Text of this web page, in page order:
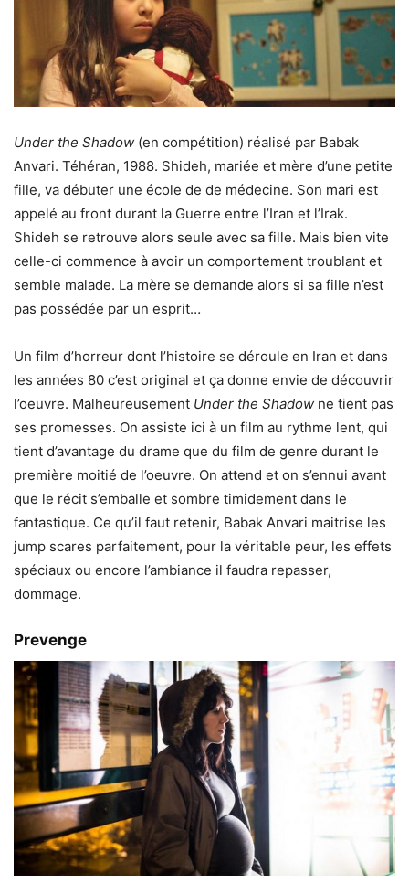
Under the Shadow (en compétition) réalisé par Babak
Anvari. Téhéran, 1988. Shideh, mariée et mère d’une petite
fille, va débuter une école de de médecine. Son mari est
appelé au front durant la Guerre entre l’Iran et l’Irak.
Shideh se retrouve alors seule avec sa fille. Mais bien vite
celle-ci commence à avoir un comportement troublant et
semble malade. La mère se demande alors si sa fille n’est
pas possédée par un esprit…
Un film d’horreur dont l’histoire se déroule en Iran et dans
les années 80 c’est original et ça donne envie de découvrir
l’oeuvre. Malheureusement Under the Shadow ne tient pas
ses promesses. On assiste ici à un film au rythme lent, qui
tient d’avantage du drame que du film de genre durant le
première moitié de l’oeuvre. On attend et on s’ennui avant
que le récit s’emballe et sombre timidement dans le
fantastique. Ce qu’il faut retenir, Babak Anvari maitrise les
jump scares parfaitement, pour la véritable peur, les effets
spéciaux ou encore l’ambiance il faudra repasser,
dommage.
Prevenge